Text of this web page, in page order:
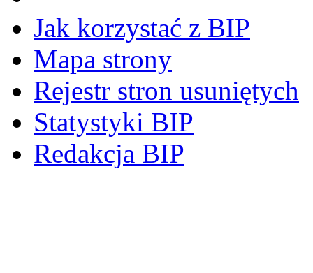
Jak korzystać z BIP
Mapa strony
Rejestr stron usuniętych
Statystyki BIP
Redakcja BIP